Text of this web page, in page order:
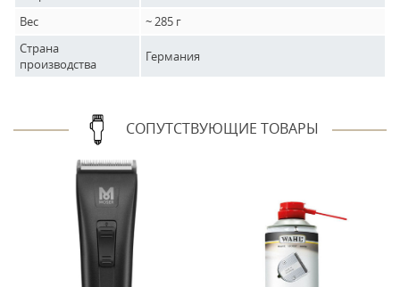
Вес
~ 285 г
Страна
производства
Германия
СОПУТСТВУЮЩИЕ ТОВАРЫ